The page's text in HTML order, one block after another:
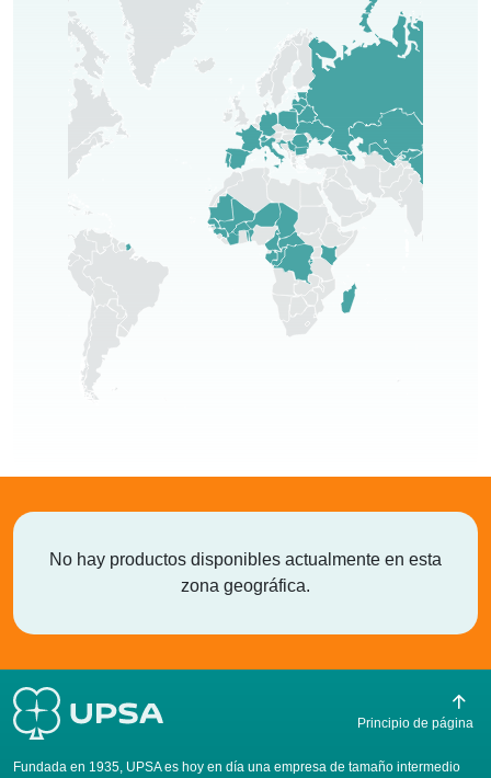
No hay productos disponibles actualmente en esta
zona geográfica.
Fundada en 1935, UPSA es hoy en día una empresa de tamaño intermedio
Principio de página